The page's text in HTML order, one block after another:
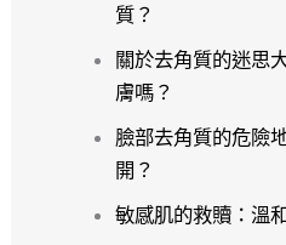
質？
關於去角質的迷思
膚嗎？
臉部去角質的危險
開？
敏感肌的救贖：溫